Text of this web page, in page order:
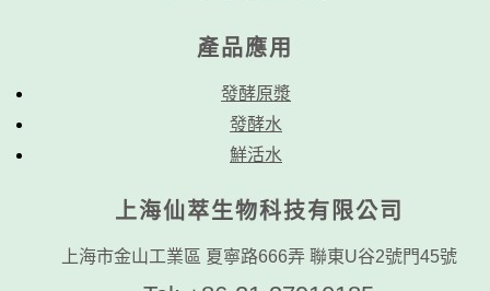
產品應用
發酵原漿
發酵水
鮮活水
上海仙萃生物科技有限公司
上海市金山工業區 夏寧路666弄 聯東U谷2號門45號